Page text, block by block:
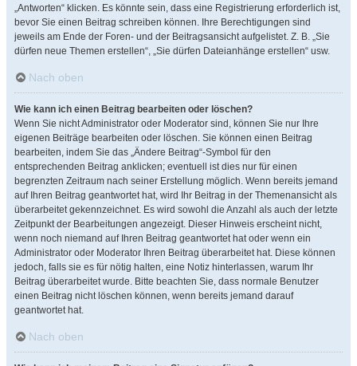
„Antworten“ klicken. Es könnte sein, dass eine Registrierung erforderlich ist,
bevor Sie einen Beitrag schreiben können. Ihre Berechtigungen sind
jeweils am Ende der Foren- und der Beitragsansicht aufgelistet. Z. B. „Sie
dürfen neue Themen erstellen“, „Sie dürfen Dateianhänge erstellen“ usw.
Nach oben
Wie kann ich einen Beitrag bearbeiten oder löschen?
Wenn Sie nicht Administrator oder Moderator sind, können Sie nur Ihre
eigenen Beiträge bearbeiten oder löschen. Sie können einen Beitrag
bearbeiten, indem Sie das „Ändere Beitrag“-Symbol für den
entsprechenden Beitrag anklicken; eventuell ist dies nur für einen
begrenzten Zeitraum nach seiner Erstellung möglich. Wenn bereits jemand
auf Ihren Beitrag geantwortet hat, wird Ihr Beitrag in der Themenansicht als
überarbeitet gekennzeichnet. Es wird sowohl die Anzahl als auch der letzte
Zeitpunkt der Bearbeitungen angezeigt. Dieser Hinweis erscheint nicht,
wenn noch niemand auf Ihren Beitrag geantwortet hat oder wenn ein
Administrator oder Moderator Ihren Beitrag überarbeitet hat. Diese können
jedoch, falls sie es für nötig halten, eine Notiz hinterlassen, warum Ihr
Beitrag überarbeitet wurde. Bitte beachten Sie, dass normale Benutzer
einen Beitrag nicht löschen können, wenn bereits jemand darauf
geantwortet hat.
Nach oben